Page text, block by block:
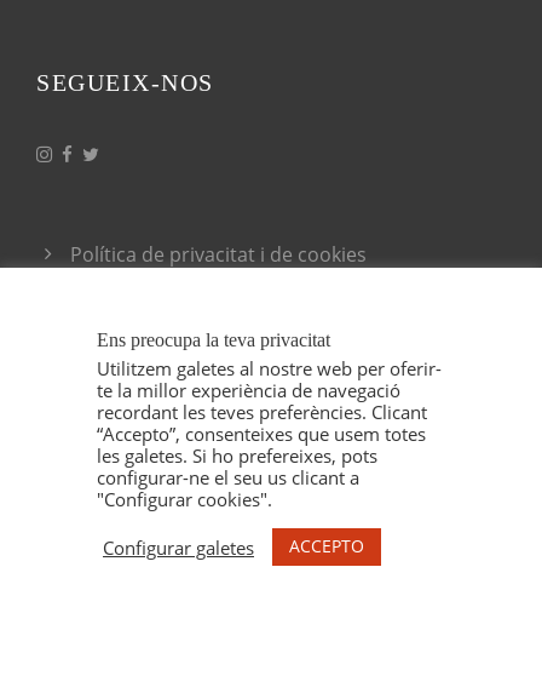
SEGUEIX-NOS
Política de privacitat i de cookies
COPYRIGHT 2021 ESPELT VITICULTORS, TOTS
ELS DRETS RESERVAT. IL·LUSTRACIONS MARU
GODAS.
Ens preocupa la teva privacitat
Utilitzem galetes al nostre web per oferir-
te la millor experiència de navegació
recordant les teves preferències. Clicant
“Accepto”, consenteixes que usem totes
les galetes. Si ho prefereixes, pots
configurar-ne el seu us clicant a
"Configurar cookies".
Configurar galetes
ACCEPTO